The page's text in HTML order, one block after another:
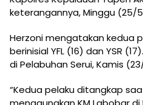
keterangannya, Minggu (25/
Herzoni mengatakan kedua
berinisial YFL (16) dan YSR
di Pelabuhan Serui, Kamis
“Kedua pelaku ditangkap